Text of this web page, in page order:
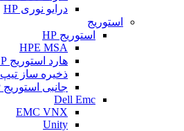
درایو نوری HP
استوریج
استوریج HP
HPE MSA
هارد استوریج HP
ذخیره ساز تیپ
جانبی استوریج HP
Dell Emc
EMC VNX
Unity